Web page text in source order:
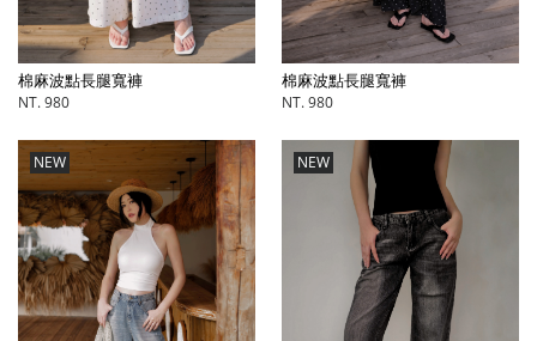
棉麻波點長腿寬褲
NT. 980
棉麻波點長腿寬褲
NT. 980
NEW NEW